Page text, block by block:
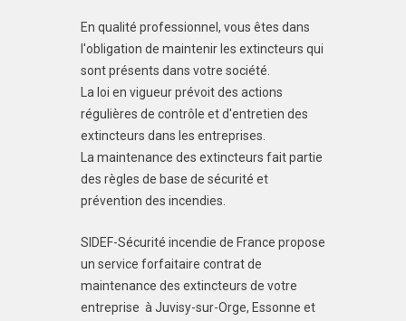
En qualité professionnel, vous êtes dans
l'obligation de maintenir les extincteurs qui
sont présents dans votre société.
La loi en vigueur prévoit des actions
régulières de contrôle et d'entretien des
extincteurs dans les entreprises.
La maintenance des extincteurs fait partie
des règles de base de sécurité et
prévention des incendies.
SIDEF-Sécurité incendie de France propose
un service forfaitaire contrat de
maintenance des extincteurs de votre
entreprise à Juvisy-sur-Orge, Essonne et